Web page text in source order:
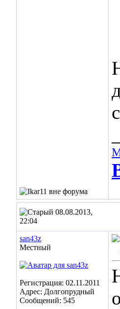
08.08.2013,
22:04
san43z
Местный
Регистрация: 02.11.2011
Адрес: Долгопрудный
Сообщений: 545